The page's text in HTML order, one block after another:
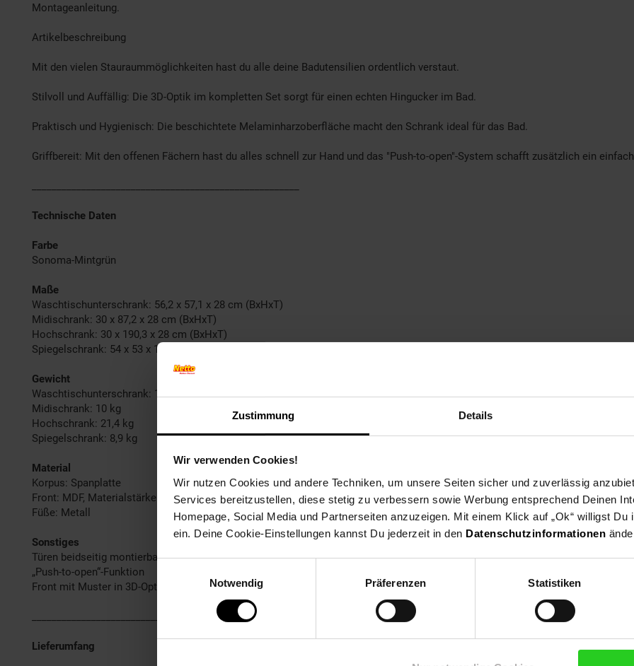
Zustimmung Details
Wir verwenden Cookies!
Wir nutzen Cookies und andere Techniken, um unsere Seiten sicher und zuverlässig
Services bereitzustellen, diese stetig zu verbessern sowie Werbung entsprechend Deinen
Homepage, Social Media und Partnerseiten anzuzeigen. Mit einem Klick auf „Ok“ willigst Du
ein. Deine Cookie-Einstellungen kannst Du jederzeit in den Datenschutzinformationen
Notwendig
Präferenzen Statistiken
Montageanleitung.
Artikelbeschreibung
Mit den vielen Stauraummöglichkeiten hast du alle deine Badutensilien ordentlich verstaut.
Stilvoll und Auffällig: Die 3D-Optik im kompletten Set sorgt für einen echten Hingucker im Bad.
Praktisch und Hygienisch: Die beschichtete Melaminharzoberfläche macht den Schrank ideal für das Bad.
Griffbereit: Mit den offenen Fächern hast du alles schnell zur Hand und das "Push-to-open"-System schafft zusätzlich ein
Technische Daten
Farbe
Sonoma-Mintgrün
Maße
Waschtischunterschrank: 56,2 x 57,1 x 28 cm (BxHxT)
Midischrank: 30 x 87,2 x 28 cm (BxHxT)
Hochschrank: 30 x 190,3 x 28 cm (BxHxT)
Spiegelschrank: 54 x 53 x 16 cm (BxHxT)
Gewicht
Waschtischunterschrank: 10,5 kg
Midischrank: 10 kg
Hochschrank: 21,4 kg
Spiegelschrank: 8,9 kg
Material
Korpus: Spanplatte
Front: MDF, Materialstärke 16 mm
Füße: Metall
Sonstiges
Türen beidseitig montierbar
„Push-to-open“-Funktion
Front mit Muster in 3D-Optik
______________________________________________________
Lieferumfang